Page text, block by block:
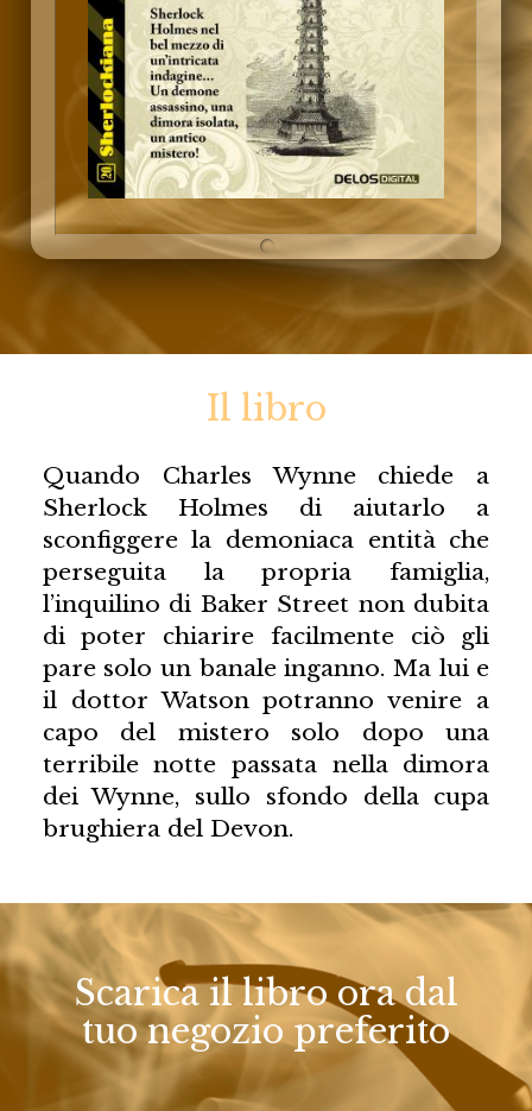
Il libro
Quando Charles Wynne chiede a
Sherlock Holmes di aiutarlo a
sconfiggere la demoniaca entità che
perseguita la propria famiglia,
l’inquilino di Baker Street non dubita
di poter chiarire facilmente ciò gli
pare solo un banale inganno. Ma lui e
il dottor Watson potranno venire a
capo del mistero solo dopo una
terribile notte passata nella dimora
dei Wynne, sullo sfondo della cupa
brughiera del Devon.
Scarica il libro ora dal
tuo negozio preferito